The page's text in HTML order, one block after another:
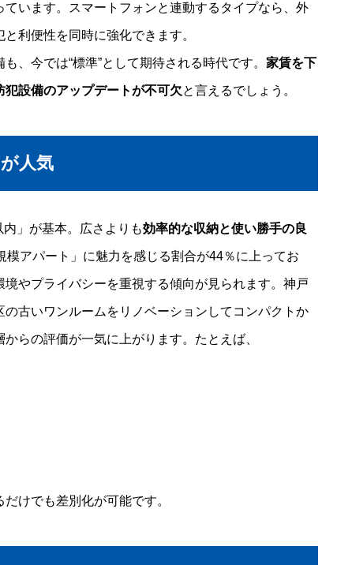
います。スマートフォンと連動するタイプなら、外
利便性を同時に強化できます。
、今では“標準”として期待される時代です。 家賃を下
設備のアップデートが不可欠と言えるでしょう。
人気
」が基本。広さよりも効率的な収納と使い勝手の良
模アパート」に魅力を感じる割合が44％に上ってお
やプライバシーを重視する傾向が見られます。神戸
古いワンルームをリノベーションしてコンパクトか
らの評価が一気に上がります。たとえば、
けでも差別化が可能です。